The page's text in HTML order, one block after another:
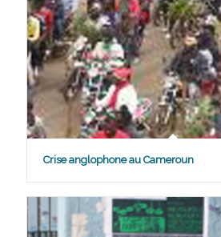
Crise anglophone au Cameroun